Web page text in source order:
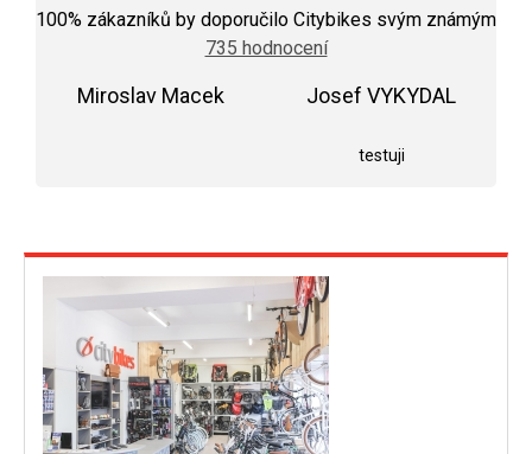
hodnocení
obchodu
je
100% zákazníků by doporučilo Citybikes svým známým
735 hodnocení
Miroslav Macek Josef VYKYDAL
testuji